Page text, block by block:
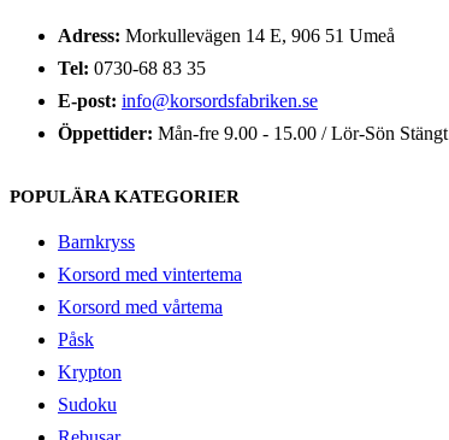
Adress: Morkullevägen 14 E, 906 51 Umeå
Tel: 0730-68 83 35
E-post: info@korsordsfabriken.se
Öppettider: Mån-fre 9.00 - 15.00 / Lör-Sön Stängt
POPULÄRA KATEGORIER
Barnkryss
Korsord med vintertema
Korsord med vårtema
Påsk
Krypton
Sudoku